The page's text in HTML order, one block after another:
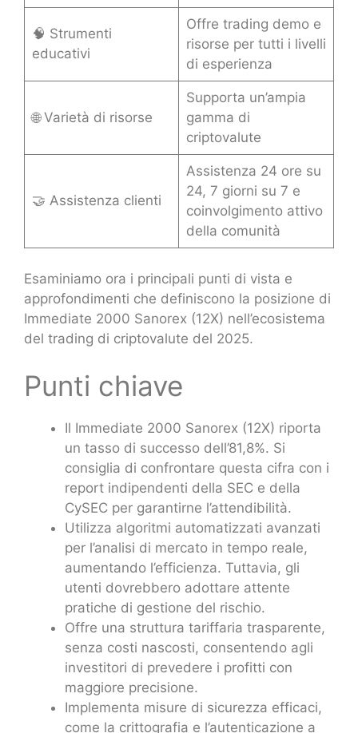
🧠 Strumenti
educativi
Offre trading demo e
risorse per tutti i livelli
di esperienza
🌐 Varietà di risorse
Supporta un’ampia
gamma di
criptovalute
🤝 Assistenza clienti
Assistenza 24 ore su
24, 7 giorni su 7 e
coinvolgimento attivo
della comunità
Esaminiamo ora i principali punti di vista e
approfondimenti che definiscono la posizione di
Immediate 2000 Sanorex (12X) nell’ecosistema
del trading di criptovalute del 2025.
Punti chiave
Il Immediate 2000 Sanorex (12X) riporta
un tasso di successo dell’81,8%. Si
consiglia di confrontare questa cifra con i
report indipendenti della SEC e della
CySEC per garantirne l’attendibilità.
Utilizza algoritmi automatizzati avanzati
per l’analisi di mercato in tempo reale,
aumentando l’efficienza. Tuttavia, gli
utenti dovrebbero adottare attente
pratiche di gestione del rischio.
Offre una struttura tariffaria trasparente,
senza costi nascosti, consentendo agli
investitori di prevedere i profitti con
maggiore precisione.
Implementa misure di sicurezza efficaci,
come la crittografia e l’autenticazione a